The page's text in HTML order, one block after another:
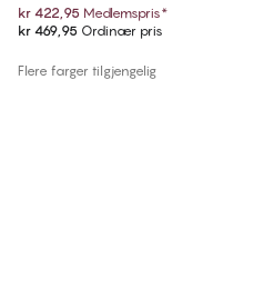
kr 422,95 Medlemspris*
kr 469,95 Ordinær pris
Flere farger tilgjengelig